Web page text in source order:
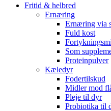
Fritid & helbred
Ernæring
Ernæring via
Fuld kost
Som
Proteinpulver
Kæledyr
Fodertilskud
Midler mod
Pleje til dyr
Probiotika til